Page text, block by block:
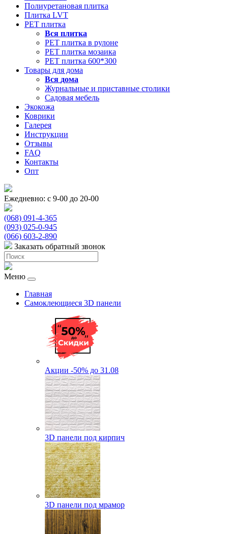
Полиуретановая плитка
Плитка LVT
РЕТ плитка
Вся плитка
РЕТ плитка в рулоне
РЕТ плитка мозаика
РЕТ плитка 600*300
Товары для дома
Вся дома
Журнальные и приставные столики
Садовая мебель
Экокожа
Коврики
Галерея
Инструкции
Отзывы
FAQ
Контакты
Опт
Ежедневно: с 9-00 до 20-00
(068) 091-4-365
(093) 025-0-945
(066) 603-2-890
Заказать обратный звонок
Меню
Главная
Самоклеющиеся 3D панели
Акции -50% до 31.08
3D панели под кирпич
3D панели под мрамор